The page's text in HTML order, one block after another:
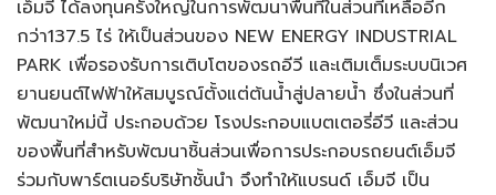
เอ็มจี ได้ลงทุนครั้งใหญ่ในการพัฒนาพื้นที่ในส่วนที่เหลืออีก
กว่า137.5 ไร่ ให้เป็นส่วนของ NEW ENERGY INDUSTRIAL
PARK เพื่อรองรับการเติบโตของรถอีวี และเติมเต็มระบบนิเวศ
ยานยนต์ไฟฟ้าให้สมบูรณ์ตั้งแต่ต้นน้ำสู่ปลายน้ำ ซึ่งในส่วนที่
พัฒนาใหม่นี้ ประกอบด้วย โรงประกอบแบตเตอรี่อีวี และส่วน
ของพื้นที่สำหรับพัฒนาชิ้นส่วนเพื่อการประกอบรถยนต์เอ็มจี
ร่วมกับพาร์ตเนอร์บริษัทชั้นนำ จึงทำให้แบรนด์ เอ็มจี เป็น